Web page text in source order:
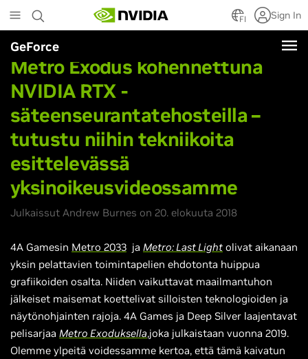
to
main
content
FI Sign In
GeForce
Metro Exodus kohennettuna
NVIDIA RTX -
säteenseurantatehosteilla –
tutustu niihin tekniikoita
esittelevässä
yksinoikeusvideossamme
Julkaissut Andrew Burnes on 20. elokuuta 2018
4A Gamesin Metro 2033 ja Metro: Last Light olivat aikanaan
yksin pelattavien toimintapelien ehdotonta huippua
grafiikoiden osalta. Niiden vaikuttavat maailmantuhon
jälkeiset maisemat koettelivat silloisten teknologioiden ja
näytönohjainten rajoja. 4A Games ja Deep Silver laajentavat
pelisarjaa Metro Exoduksella,joka julkaistaan vuonna 2019.
Olemme ylpeitä voidessamme kertoa, että tämä kaivatun